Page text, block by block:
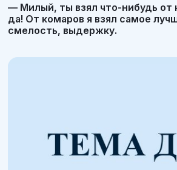
— Милый, ты взял что-нибудь от
да! От комаров я взял самое
смелость, выдержку.